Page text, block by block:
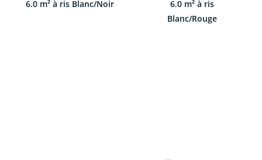
6.0 m² à ris Blanc/Noir
6.0 m² à ris
Blanc/Rouge